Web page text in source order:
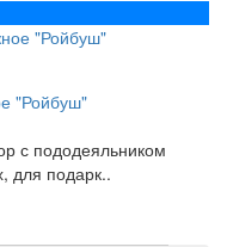
"Ройбуш"
с пододеяльником
для подарк..